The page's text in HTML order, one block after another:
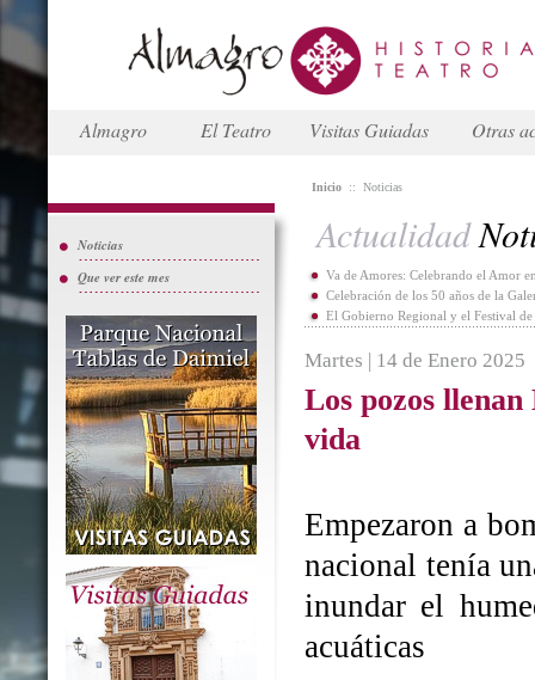
Almagro El Teatro Visitas Guiadas Otras
Noticias
Que ver este mes
Inicio :: Noticias
Actualidad
Va de Amores: Celebrando el Amor
Celebración de los 50 años de la
El Gobierno Regional y el Festival
Martes | 14 de Enero 2025
Los pozos
vida
Empezaron a
nacional tenía
inundar el
acuáticas